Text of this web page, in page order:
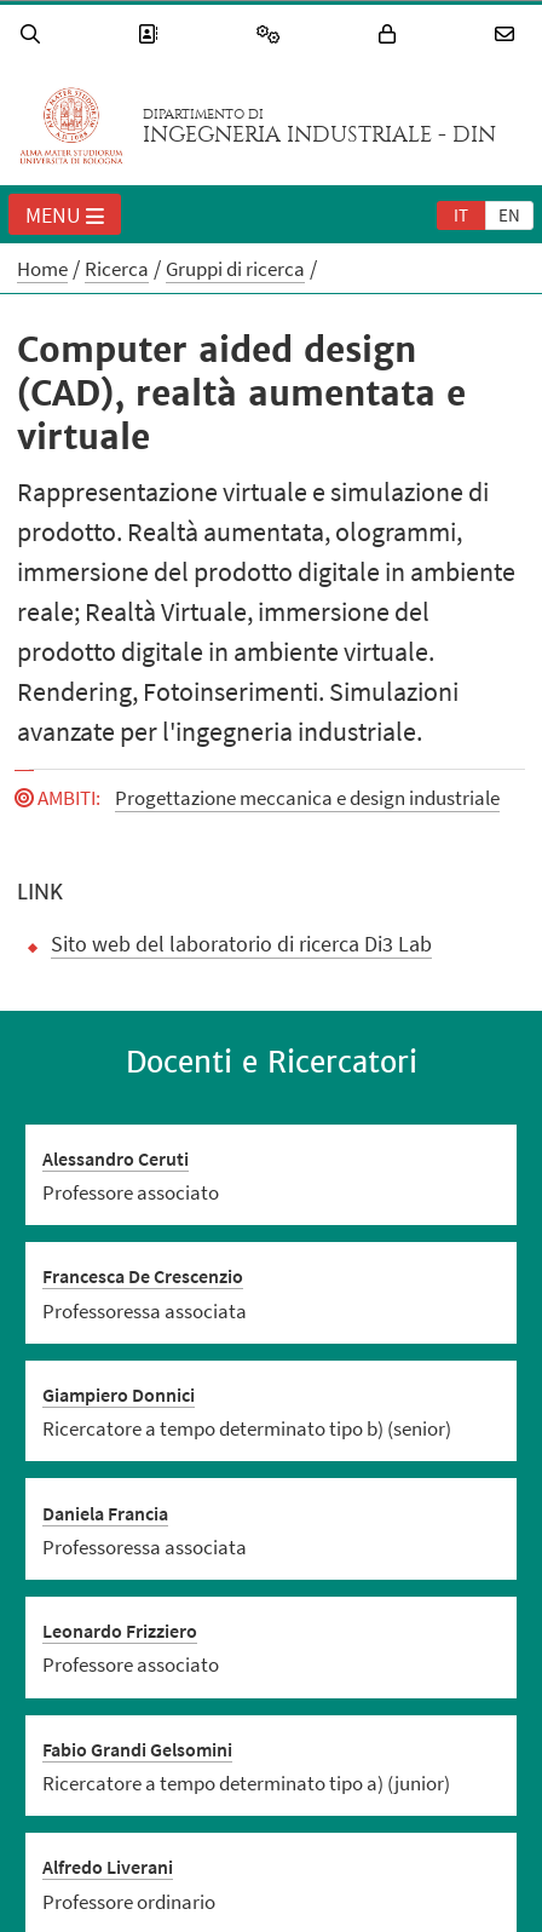
DIPARTIMENTO DI
INGEGNERIA INDUSTRIALE - DIN
IT EN
MENU
Home Ricerca Gruppi di ricerca
Computer aided design
(CAD), realtà aumentata e
virtuale
Rappresentazione virtuale e simulazione di
prodotto. Realtà aumentata, ologrammi,
immersione del prodotto digitale in ambiente
reale; Realtà Virtuale, immersione del
prodotto digitale in ambiente virtuale.
Rendering, Fotoinserimenti. Simulazioni
avanzate per l'ingegneria industriale.
AMBITI: Progettazione meccanica e design industriale
LINK
Sito web del laboratorio di ricerca Di3 Lab
Docenti e Ricercatori
Alessandro Ceruti
Professore associato
Francesca De Crescenzio
Professoressa associata
Giampiero Donnici
Ricercatore a tempo determinato tipo b) (senior)
Daniela Francia
Professoressa associata
Leonardo Frizziero
Professore associato
Fabio Grandi Gelsomini
Ricercatore a tempo determinato tipo a) (junior)
Alfredo Liverani
Professore ordinario